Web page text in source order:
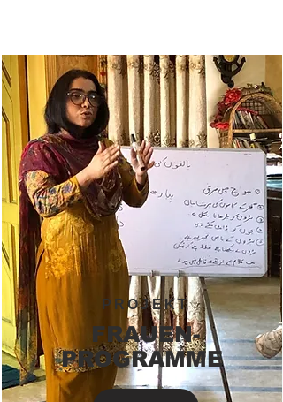
PROJEKT
FRAUEN-
PROGRAMME